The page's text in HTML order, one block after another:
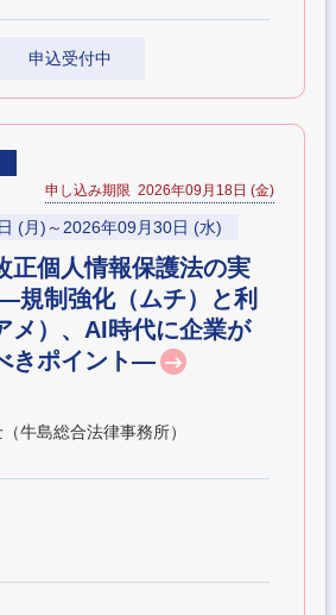
申込受付中
申し込み期限 2026年09月18日 (金)
(月)～2026年09月30日 (水)
正個人情報保護法の実
規制強化（ムチ）と利
メ）、AI時代に企業が
きポイント―
牛島総合法律事務所）